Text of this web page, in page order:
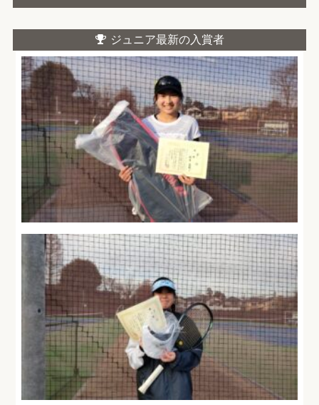
ジュニア最新の入賞者